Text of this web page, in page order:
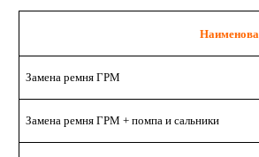
Замена ремня ГРМ
Замена ремня ГРМ + помпа и сальники